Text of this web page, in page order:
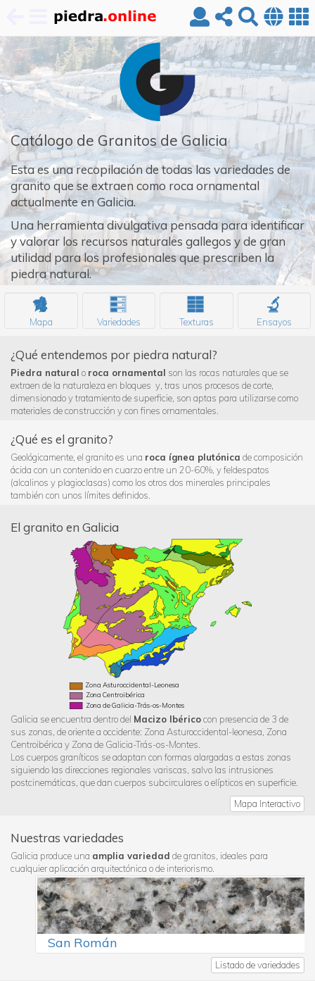
Pasar
al
contenido
principal
Catálogo de Granitos de Galicia
Esta es una recopilación de todas las variedades de
granito que se extraen como roca ornamental
actualmente en Galicia.
Una herramienta divulgativa pensada para identificar
y valorar los recursos naturales gallegos y de gran
utilidad para los profesionales que prescriben la
piedra natural.
Mapa Variedades Texturas Ensayos
¿Qué entendemos por piedra natural?
Piedra natural o roca ornamental son las rocas naturales que se
extraen de la naturaleza en bloques y, tras unos procesos de corte,
dimensionado y tratamiento de superficie, son aptas para utilizarse como
materiales de construcción y con fines ornamentales.
¿Qué es el granito?
Geológicamente, el granito es una roca ígnea plutónica de composición
ácida con un contenido en cuarzo entre un 20-60%, y feldespatos
(alcalinos y plagioclasas) como los otros dos minerales principales
también con unos límites definidos.
El granito en Galicia
Zona Asturoccidental-Leonesa
Zona de Galicia-Trás-os-Montes
Zona Centroibérica
Galicia se encuentra dentro del Macizo Ibéricocon presencia de 3 de
sus zonas, de oriente a occidente: Zona Asturoccidental-leonesa, Zona
Centroibérica y Zona de Galicia-Trás-os-Montes.
Los cuerpos graníticos se adaptan con formas alargadas a estas zonas
siguiendo las direcciones regionales variscas, salvo las intrusiones
postcinemáticas, que dan cuerpos subcirculares o elípticos en superficie.
Mapa Interactivo
Nuestras variedades
Galicia produce una amplia variedad de granitos, ideales para
cualquier aplicación arquitectónica o de interiorismo.
San Román
Listado de variedades